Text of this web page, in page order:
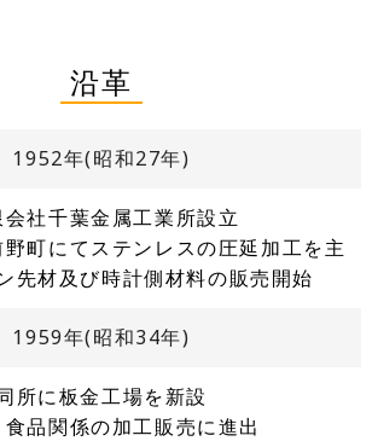
沿革
1952年(昭和27年)
会社千葉金属工業所設立
町にてステンレスの圧延加工を主
先材及び時計側材料の販売開始
1959年(昭和34年)
所に板金工場を新設
食品関係の加工販売に進出